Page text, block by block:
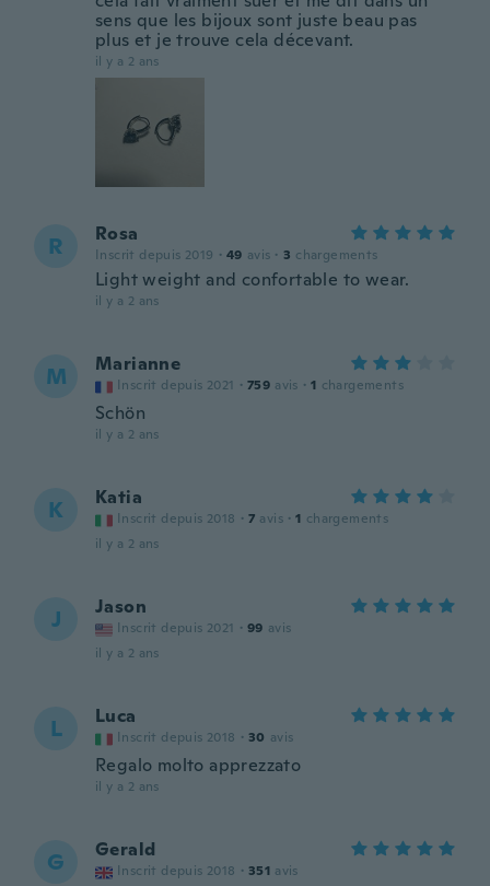
sens que les bijoux sont juste beau pas
plus et je trouve cela décevant.
il y a 2 ans
R Rosa
Inscrit depuis 2019 · 49 avis · 3 chargements
Light weight and confortable to wear.
il y a 2 ans
M Marianne
Inscrit depuis 2021 · 759 avis · 1 chargements
Schön
il y a 2 ans
K Katia
Inscrit depuis 2018 · 7 avis · 1 chargements
il y a 2 ans
J Jason
Inscrit depuis 2021 · 99 avis
il y a 2 ans
L Luca
Inscrit depuis 2018 · 30 avis
Regalo molto apprezzato
il y a 2 ans
G Gerald
Inscrit depuis 2018 · 351 avis